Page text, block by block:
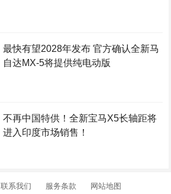
最快有望2028年发布 官方确认全新马
自达MX-5将提供纯电动版
不再中国特供！全新宝马X5长轴距将
进入印度市场销售！
联系我们 服务条款 网站地图